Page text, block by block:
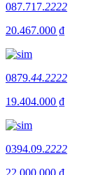
087.717.2222
20.467.000 ₫
0879.44.2222
19.404.000 ₫
0394.09.2222